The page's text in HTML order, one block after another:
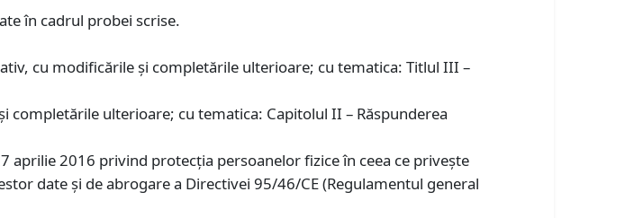
în cadrul probei scrise.
cu modificările și completările ulterioare; cu tematica: Titlul III –
ulterioare; cu tematica: Capitolul II – Răspunderea
aprilie 2016 privind protecţia persoanelor fizice în ceea ce priveşte
date şi de abrogare a Directivei 95/46/CE (Regulamentul general